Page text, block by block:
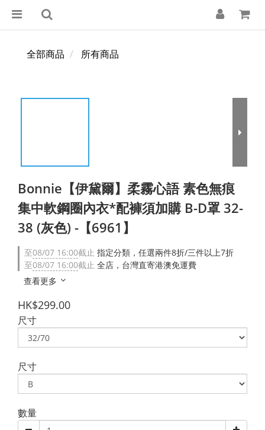
全部商品 所有商品
Bonnie【伊黛爾】柔霧心語 素色無痕
集中軟鋼圈內衣*配褲須加購 B-D罩 32-
38 (灰色) -【6961】
至08/07 16:00截止 指定分類，任選兩件8折/三件以上7折
至08/07 16:00截止 全店，台灣直寄港澳免運費
查看更多
HK$299.00
尺寸
尺寸
數量